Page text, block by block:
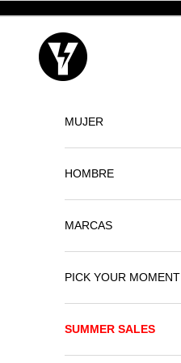
Yellowshop
MUJER
HOMBRE
MARCAS
PICK YOUR MOMENT
SUMMER SALES